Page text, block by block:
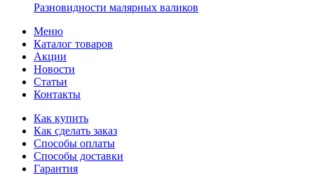
Разновидности малярных валиков
Меню
Каталог товаров
Акции
Новости
Статьи
Контакты
Как купить
Как сделать заказ
Способы оплаты
Способы доставки
Гарантия